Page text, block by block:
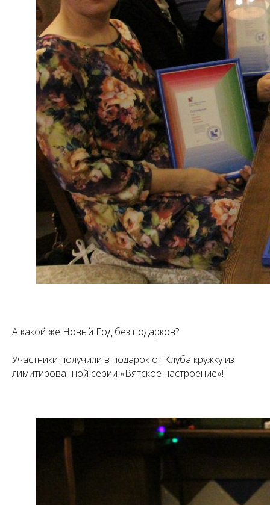
А какой же Новый Год без подарков?
Участники получили в подарок от Клуба кружку из
лимитированной серии «Вятское настроение»!